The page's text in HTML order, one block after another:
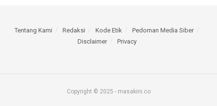
Tentang Kami Redaksi Kode Etik
Pedoman Media Siber
Disclaimer
Privacy
Copyright © 2025 - masakini.co